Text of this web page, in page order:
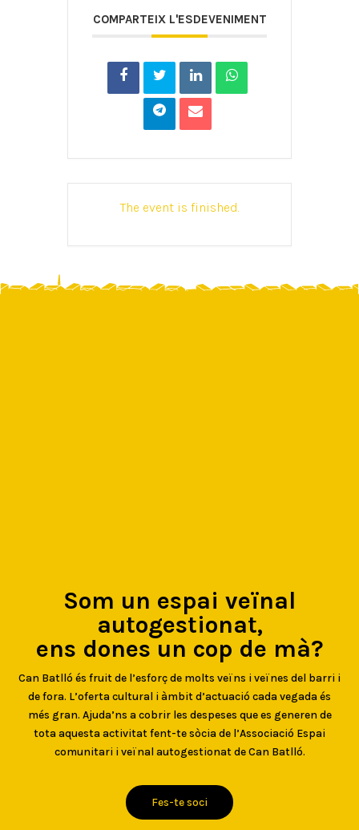
COMPARTEIX L'ESDEVENIMENT
The event is finished.
Som un espai veïnal
autogestionat,
ens dones un cop de mà?
Can Batlló és fruit de l’esforç de molts veïns i veïnes del barri i
de fora. L’oferta cultural i àmbit d’actuació cada vegada és
més gran. Ajuda’ns a cobrir les despeses que es generen de
tota aquesta activitat fent-te sòcia de l’Associació Espai
comunitari i veïnal autogestionat de Can Batlló.
Fes-te soci